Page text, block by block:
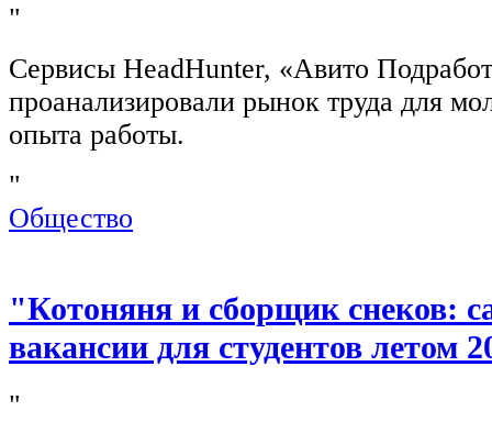
"
Сервисы HeadHunter, «Авито
проанализировали рынок труда для
опыта работы.
"
Общество
"Котоняня и сборщик снеков:
вакансии для студентов летом
"